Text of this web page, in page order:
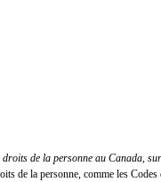
de la personne au Canada,
de la personne, comme les